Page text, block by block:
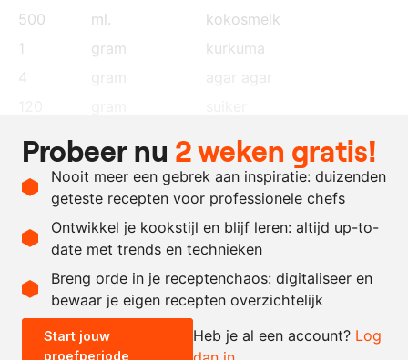
500
ml.
kokosmelk
1
gram
kurkuma
4
gram
agar agar
20
gram
suiker
naar
citroenrasp
Recept omrekenen
- +
Probeer nu 2 weken gratis!
Nooit meer een gebrek aan inspiratie: duizenden
geteste recepten voor professionele chefs
Ontwikkel je kookstijl en blijf leren: altijd up-to-
date met trends en technieken
Breng orde in je receptenchaos: digitaliseer en
bewaar je eigen recepten overzichtelijk
Start jouw
proefperiode
Heb je al een account? Log